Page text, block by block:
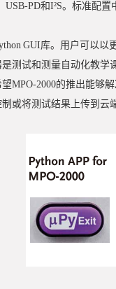
USB-PD和I²S。标准配
GUI库。用户可以
测试和测量自动化教学
MPO-2000的推出能够
或将测试结果上传到云